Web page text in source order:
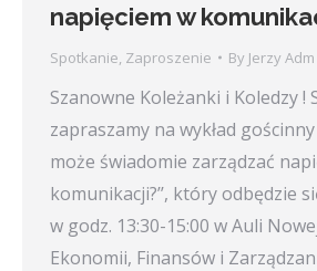
napięciem w
Spotkanie Zaproszenie By Jerzy Adm
Szanowne Koleżanki i Koledzy !
zapraszamy na wykład
może świadomie zarządzać
komunikacji?’’, który odbędzie
w godz. 13:30-15:00 w Auli
Ekonomii, Finansów i